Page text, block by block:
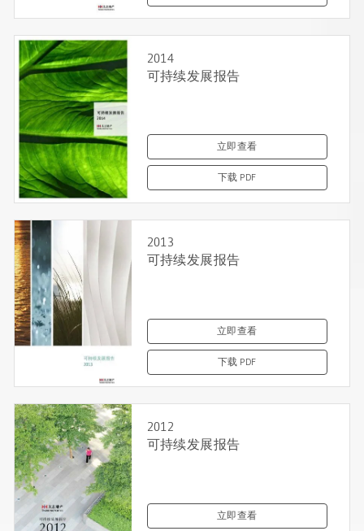
2014
可持续发展报告
立即查看
下载 PDF
2013
可持续发展报告
立即查看
下载 PDF
2012
可持续发展报告
立即查看